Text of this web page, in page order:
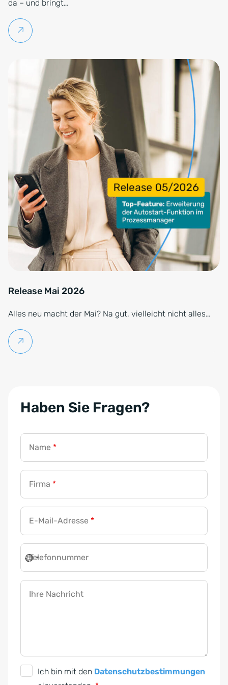
da – und bringt…
Weiterlesen
Release Mai 2026
Alles neu macht der Mai? Na gut, vielleicht nicht alles…
Weiterlesen
Haben Sie Fragen?
Name *
Firma *
E-Mail-Adresse *
D
V
O
n
e
r
s
t
n
d
n
s
E
-
-
A
Telefonnummer
Ihre Nachricht
Ich bin mit den Datenschutzbestimmungen